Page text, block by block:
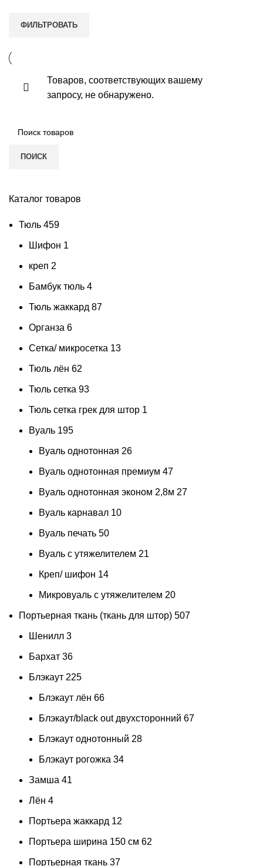
Каталог товаров
Тюль 459
Шифон 1
креп 2
Бамбук тюль 4
Тюль жаккард 87
Органза 6
Сетка/ микросетка 13
Тюль лён 62
Тюль сетка 93
Тюль сетка грек для штор 1
Вуаль 195
Вуаль однотонная 26
Вуаль однотонная премиум 47
Вуаль однотонная эконом 2,8м 27
Вуаль карнавал 10
Вуаль печать 50
Вуаль с утяжелителем 21
Креп/ шифон 14
Микровуаль с утяжелителем 20
Портьерная ткань (ткань для штор) 507
Шенилл 3
Бархат 36
Блэкаут 225
Блэкаут лён 66
Блэкаут/black out двухсторонний 67
Блэкаут однотонный 28
Блэкаут рогожка 34
Замша 41
Лён 4
Портьера жаккард 12
Портьера ширина 150 см 62
Портьерная ткань 37
ФИЛЬТРОВАТЬ
Товаров, соответствующих вашему
запросу, не обнаружено.
ПОИСК